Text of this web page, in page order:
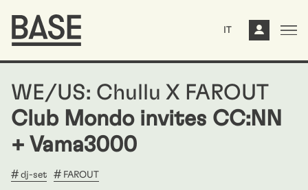
IT
WE/US: Chullu X FAROUT
Club Mondo invites CC:NN
+ Vama3000
dj-set FAROUT